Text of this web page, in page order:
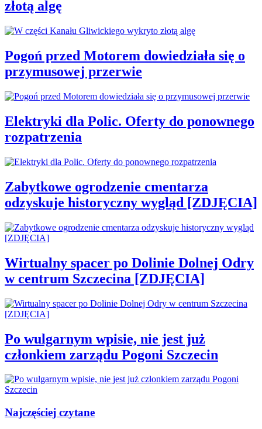
złotą algę
Pogoń przed Motorem dowiedziała się o
przymusowej przerwie
Elektryki dla Polic. Oferty do ponownego
rozpatrzenia
Zabytkowe ogrodzenie cmentarza
odzyskuje historyczny wygląd [ZDJĘCIA]
Wirtualny spacer po Dolinie Dolnej Odry
w centrum Szczecina [ZDJĘCIA]
Po wulgarnym wpisie, nie jest już
członkiem zarządu Pogoni Szczecin
Najczęściej czytane